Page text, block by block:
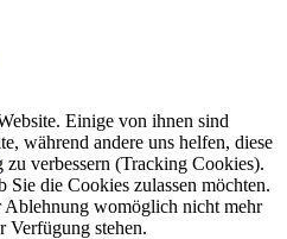
Einige von ihnen sind
während andere uns helfen, diese
verbessern (Tracking Cookies).
Sie die Cookies zulassen möchten.
Ablehnung womöglich nicht mehr
Verfügung stehen.